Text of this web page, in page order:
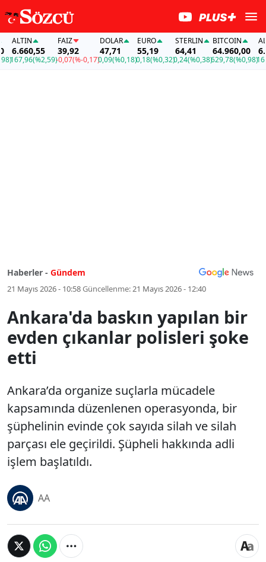
ALTIN
6.660,55
(%2,59)
FAİZ
39,92
-0,07(%-0,17)
DOLAR
47,71
0,09(%0,18)
EURO
55,19
0,18(%0,32)
STERLIN
64,41
0,24(%0,38)
BITCOIN
64.960,00
629,78(%0,98)
ALTIN
Haberler - Gündem
21 Mayıs 2026 - 10:58Güncellenme:21 Mayıs 2026 - 12:40
Ankara'da baskın yapılan bir
evden çıkanlar polisleri şoke
etti
Ankara’da organize suçlarla mücadele
kapsamında düzenlenen operasyonda, bir
şüphelinin evinde çok sayıda silah ve silah
parçası ele geçirildi. Şüpheli hakkında adli
işlem başlatıldı.
AA